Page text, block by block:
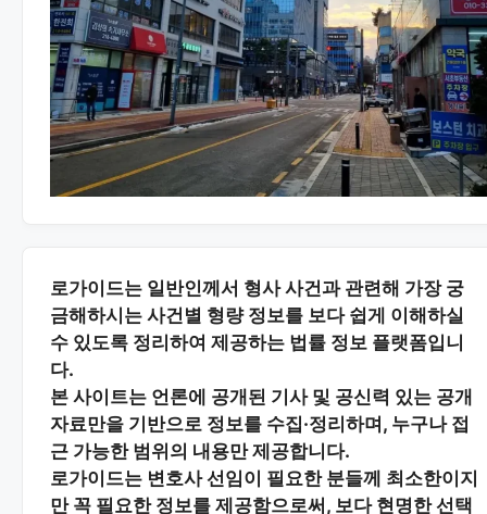
로가이드는 일반인께서 형사 사건과 관련해 가장 궁
금해하시는 사건별 형량 정보를 보다 쉽게 이해하실
수 있도록 정리하여 제공하는 법률 정보 플랫폼입니
다.
본 사이트는 언론에 공개된 기사 및 공신력 있는 공개
자료만을 기반으로 정보를 수집·정리하며, 누구나 접
근 가능한 범위의 내용만 제공합니다.
로가이드는 변호사 선임이 필요한 분들께 최소한이지
만 꼭 필요한 정보를 제공함으로써, 보다 현명한 선택